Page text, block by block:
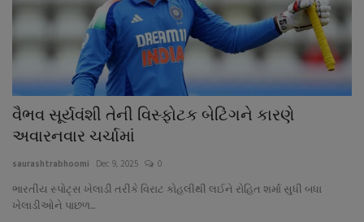
વૈભવ સૂર્યવંશી તેની વિસ્ફોટક બેટિંગને કારણે
અવારનવાર ચર્ચામાં
saurashtrabhoomi Dec 9, 2025 0
ભારતીય સ્પોટ્સ ખેલાડી તરીકે વિરાટ કોહલીથી લઈને રોહિત શર્મા સુધી બધા
ખેલાડીઓને પાછળ...